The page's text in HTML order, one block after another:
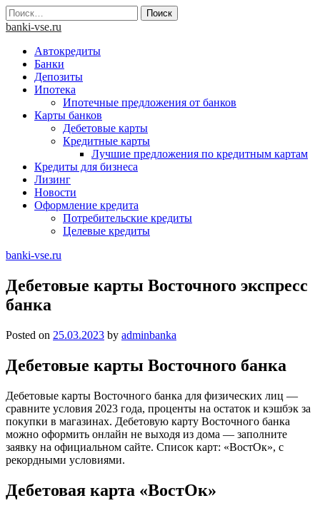
Skip
to
Найти:
banki-vse.ru
Автокредиты
Банки
Депозиты
Ипотека
Ипотечные предложения от банков
Карты банков
Дебетовые карты
Кредитные карты
Лучшие предложения по кредитным картам
Кредиты для бизнеса
Лизинг
Новости
Оформление кредита
Потребительские кредиты
Целевые кредиты
banki-vse.ru
Дебетовые карты Восточного экспресс
банка
Posted on 25.03.2023 by adminbanka
Дебетовые карты Восточного банка
Дебетовые карты Восточного банка для физических лиц —
сравните условия 2023 года, проценты на остаток и кэшбэк за
покупки в магазинах. Дебетовую карту Восточного банка
можно оформить онлайн не выходя из дома — заполните
заявку на официальном сайте. Список карт: «ВостОк», с
рекордными условиями.
Дебетовая карта «ВостОк»